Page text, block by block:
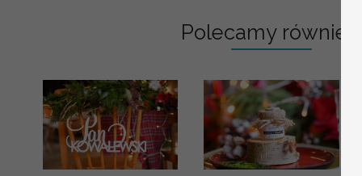
Polecamy również: